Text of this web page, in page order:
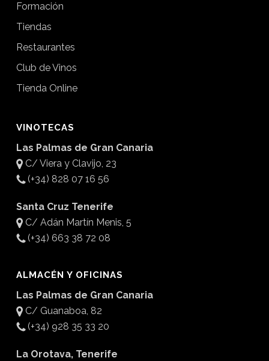
Formación
Tiendas
Restaurantes
Club de Vinos
Tienda Online
VINOTECAS
Las Palmas de Gran Canaria
C/ Viera y Clavijo, 23
(+34) 828 07 16 56
Santa Cruz Tenerife
C/ Adán Martín Menis, 5
(+34) 663 38 72 08
ALMACÉN Y OFICINAS
Las Palmas de Gran Canaria
C/ Guanaboa, 82
(+34) 928 35 33 20
La Orotava, Tenerife